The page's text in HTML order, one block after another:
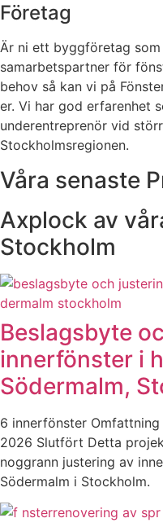
Företag
Är ni ett byggföretag
samarbetspartner för
behov så kan vi på
er. Vi har god erfarenhet
underentreprenör vid
Stockholmsregionen.
Våra senaste
Axplock av
Stockholm
Beslagsbyte
innerfönster i
Södermalm,
6 innerfönster
2026 Slutfört Detta
noggrann justering av
Södermalm i Stockholm.